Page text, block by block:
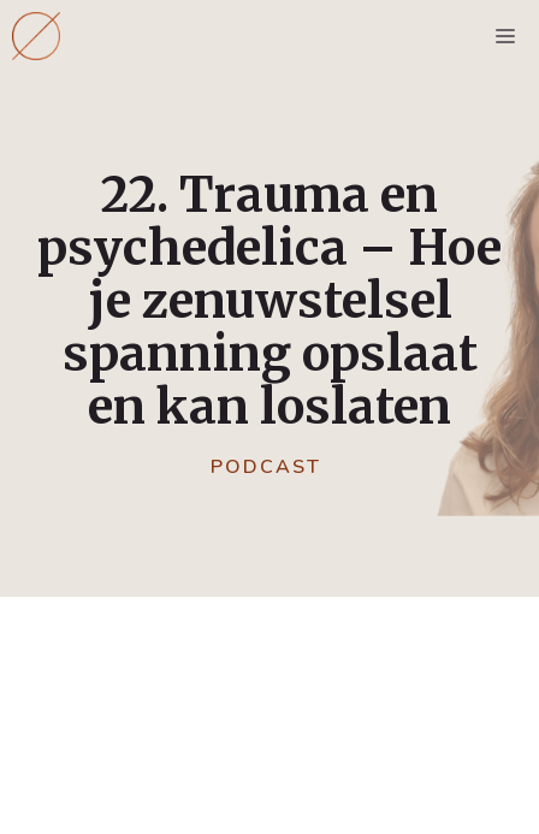
Ga
naar
22. Trauma en
psychedelica – Hoe
je zenuwstelsel
spanning opslaat
en kan loslaten
PODCAST